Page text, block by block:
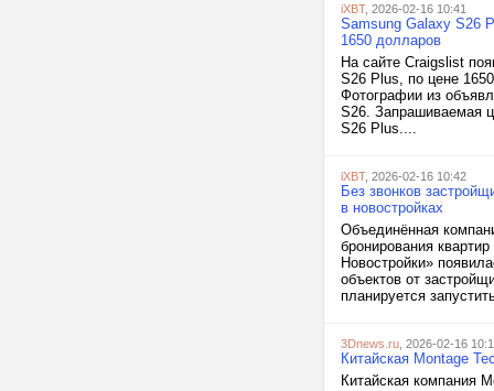
iXBT, 2026-02-16 10:41
Samsung Galaxy S26
1650 долларов
На сайте Craigslist
S26 Plus, по цене
Фотографии из
S26. Запрашиваемая
S26 Plus....
iXBT, 2026-02-16 10:42
Без звонков
в новостройках
Объединённая
бронирования
Новостройки»
объектов от
планируется
3Dnews.ru , 2026-02-16
Китайская Montage
Китайская компания